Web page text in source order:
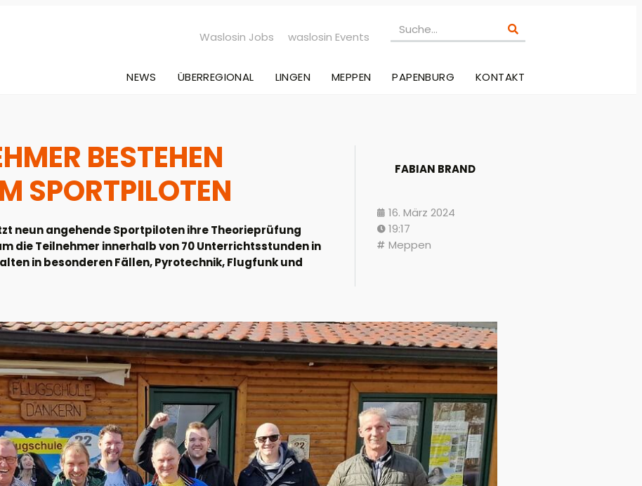
Waslosin Jobs waslosin Events
NEWS ÜBERREGIONAL LINGEN MEPPEN PAPENBURG KONTAKT
BESTEHEN
SPORTPILOTEN
neun angehende Sportpiloten ihre Theorieprüfung
die Teilnehmer innerhalb von 70 Unterrichtsstunden in
in besonderen Fällen, Pyrotechnik, Flugfunk und
FABIAN BRAND
16. März 2024
19:17
Meppen